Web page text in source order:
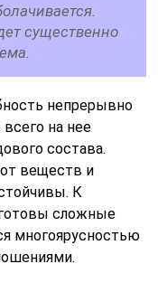
существенно
непрерывно
на нее
состава.
веществ и
К
сложные
многоярусностью